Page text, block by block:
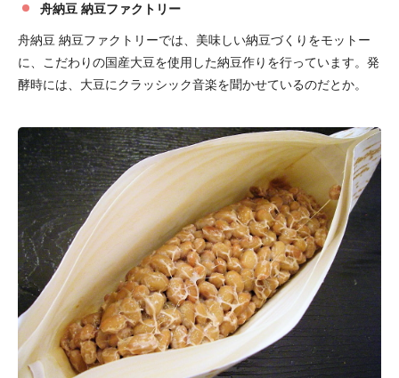
舟納豆 納豆ファクトリー
舟納豆 納豆ファクトリーでは、美味しい納豆づくりをモットー
に、こだわりの国産大豆を使用した納豆作りを行っています。発
酵時には、大豆にクラッシック音楽を聞かせているのだとか。